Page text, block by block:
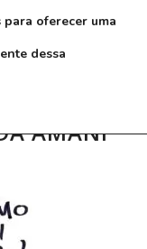
AMANF
oferecer uma
dessa